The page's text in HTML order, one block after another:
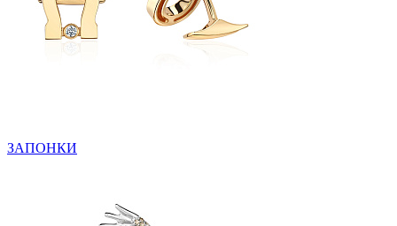
ЗАПОНКИ